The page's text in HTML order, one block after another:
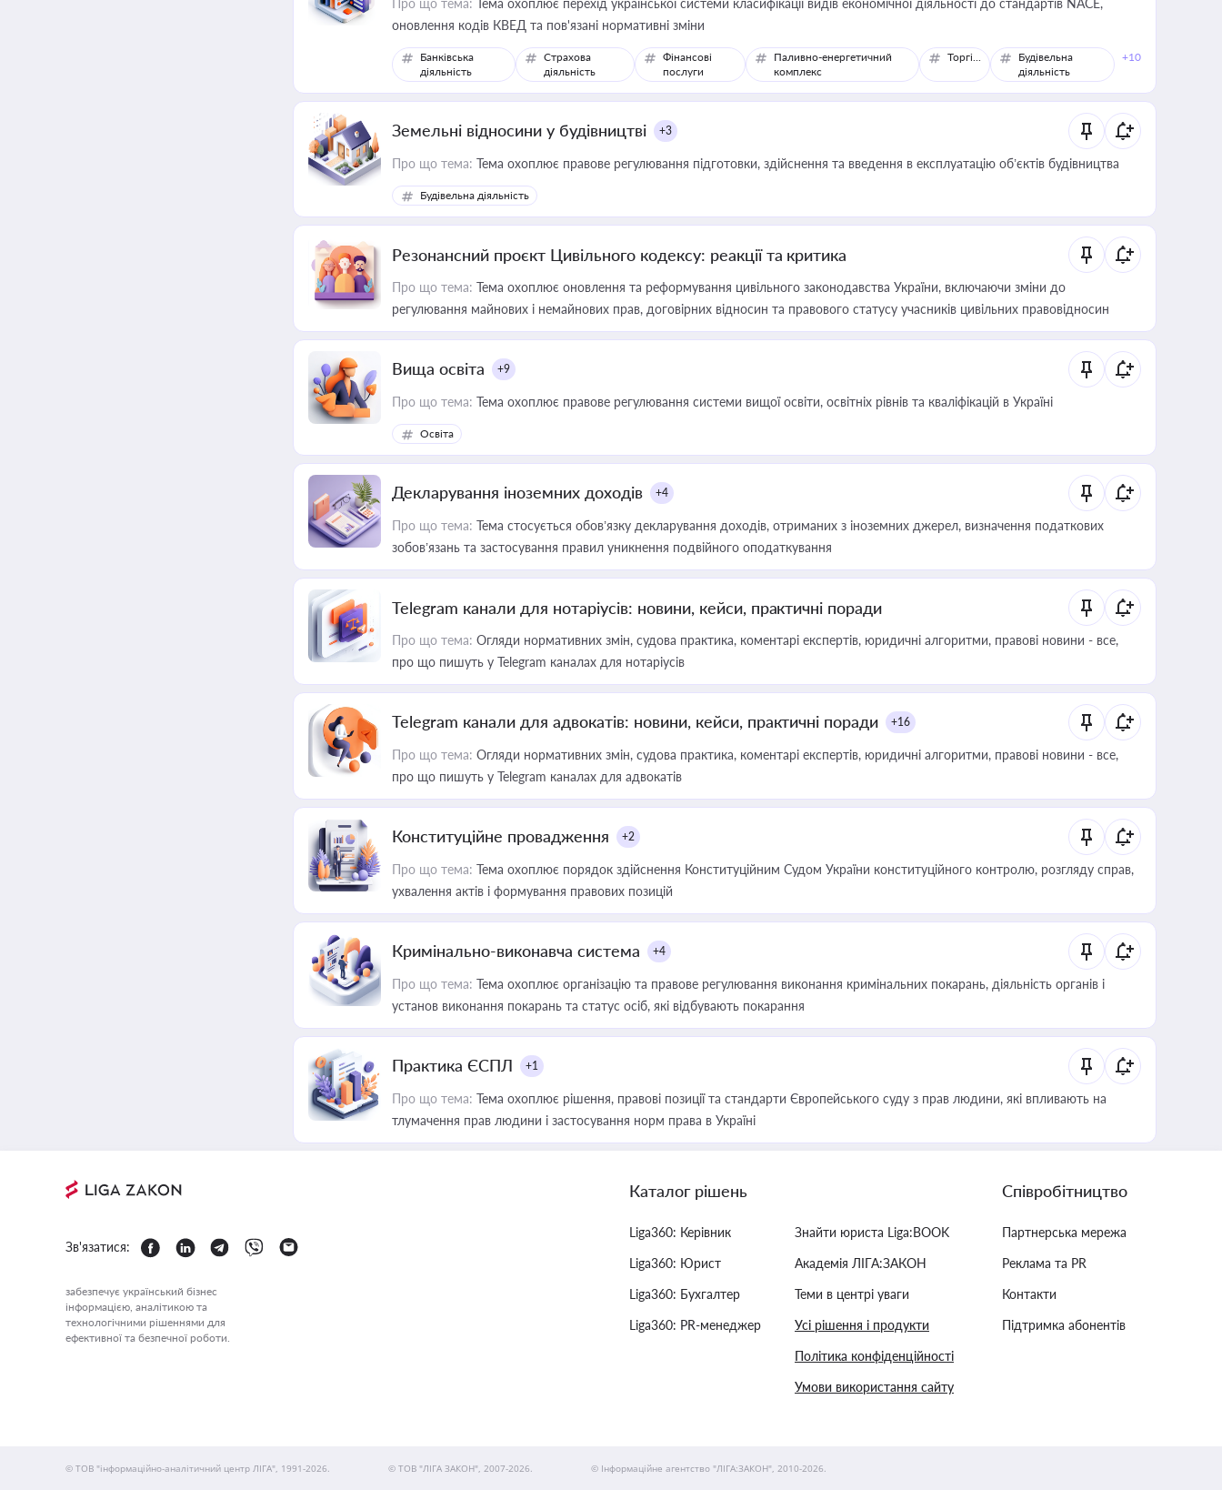
Про що тема: Тема охоплює перехід української системи класифікації видів економічної діяльності до стандартів NACE,
оновлення кодів КВЕД та пов'язані нормативні зміни
Банківська
діяльність
Страхова
діяльність
Фінансові
послуги
Паливно-енергетичний
комплекс
Торгівля
Будівельна
діяльність
+10
Земельні відносини у будівництві +3
Про що тема: Тема охоплює правове регулювання підготовки, здійснення та введення в експлуатацію об’єктів будівництва
Будівельна діяльність
Резонансний проєкт Цивільного кодексу: реакції та критика
Про що тема: Тема охоплює оновлення та реформування цивільного законодавства України, включаючи зміни до
регулювання майнових і немайнових прав, договірних відносин та правового статусу учасників цивільних правовідносин
Вища освіта +9
Про що тема: Тема охоплює правове регулювання системи вищої освіти, освітніх рівнів та кваліфікацій в Україні
Освіта
Декларування іноземних доходів +4
Про що тема: Тема стосується обов’язку декларування доходів, отриманих з іноземних джерел, визначення податкових
зобов’язань та застосування правил уникнення подвійного оподаткування
Telegram канали для нотаріусів: новини, кейси, практичні поради
Про що тема: Огляди нормативних змін, судова практика, коментарі експертів, юридичні алгоритми, правові новини - все,
про що пишуть у Telegram каналах для нотаріусів
Telegram канали для адвокатів: новини, кейси, практичні поради +16
Про що тема: Огляди нормативних змін, судова практика, коментарі експертів, юридичні алгоритми, правові новини - все,
про що пишуть у Telegram каналах для адвокатів
Конституційне провадження +2
Про що тема: Тема охоплює порядок здійснення Конституційним Судом України конституційного контролю, розгляду справ,
ухвалення актів і формування правових позицій
Кримінально-виконавча система +4
Про що тема: Тема охоплює організацію та правове регулювання виконання кримінальних покарань, діяльність органів і
установ виконання покарань та статус осіб, які відбувають покарання
Практика ЄСПЛ +1
Про що тема: Тема охоплює рішення, правові позиції та стандарти Європейського суду з прав людини, які впливають на
тлумачення прав людини і застосування норм права в Україні
Зв'язатися:
забезпечує український бізнес
інформацією, аналітикою та
технологічними рішеннями для
ефективної та безпечної роботи.
Каталог рішень
Liga360: Керівник
Liga360: Юрист
Liga360: Бухгалтер
Liga360: PR-менеджер
Знайти юриста Liga:BOOK
Академія ЛІГА:ЗАКОН
Теми в центрі уваги
Усі рішення і продукти
Політика конфіденційності
Умови використання сайту
Співробітництво
Партнерська мережа
Реклама та PR
Контакти
Підтримка абонентів
© ТОВ "інформаційно-аналітичний центр ЛІГА", 1991-2026. © ТОВ "ЛІГА ЗАКОН", 2007-2026. © Інформаційне агентство "ЛІГА:ЗАКОН", 2010-2026.